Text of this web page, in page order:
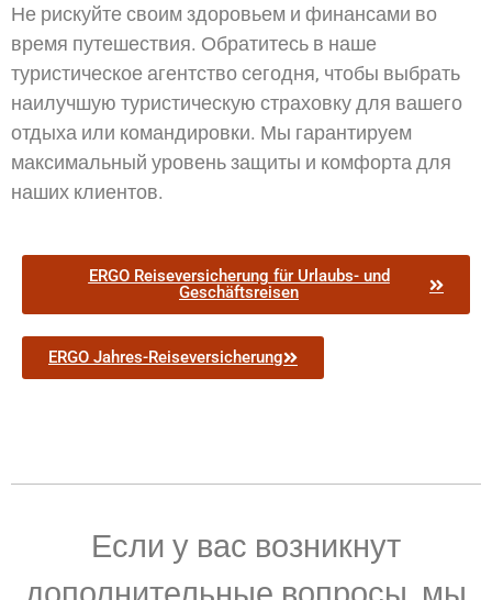
Не рискуйте своим здоровьем и финансами во
время путешествия. Обратитесь в наше
туристическое агентство сегодня, чтобы выбрать
наилучшую туристическую страховку для вашего
отдыха или командировки. Мы гарантируем
максимальный уровень защиты и комфорта для
наших клиентов.
ERGO Reiseversicherung für Urlaubs- und
Geschäftsreisen
ERGO Jahres-Reiseversicherung
Если у вас возникнут